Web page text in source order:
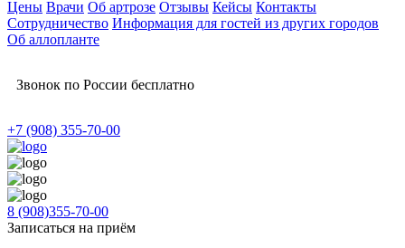
Цены Врачи Об артрозе Отзывы Кейсы Контакты
Сотрудничество Информация для гостей из других городов
Об аллопланте
Звонок по России бесплатно
+7 (908) 355-70-00
8 (908)355-70-00
Записаться на приём